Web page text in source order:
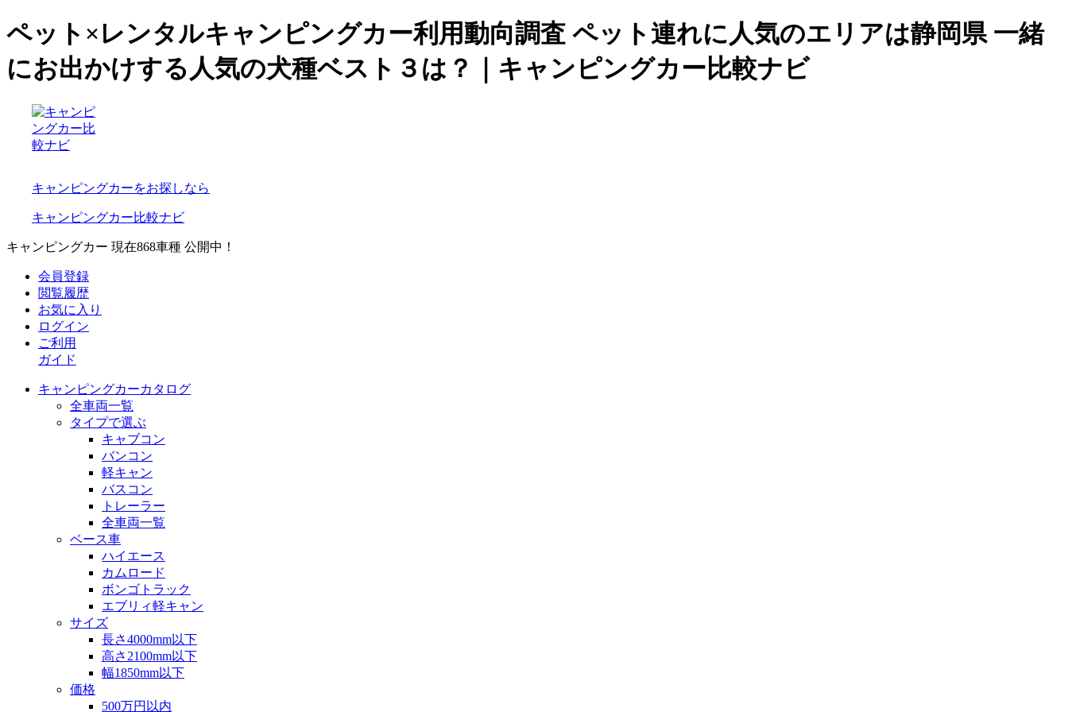
ペット×レンタルキャンピングカー利用動向調査 ペット連れに人気のエリアは静岡県 一緒
にお出かけする人気の犬種ベスト３は？｜キャンピングカー比較ナビ
キャンピングカーをお探しなら
キャンピングカー比較ナビ
キャンピングカー 現在868車種 公開中！
会員登録
閲覧履歴
お気に入り
ログイン
ご利用
ガイド
キャンピングカーカタログ
全車両一覧
タイプで選ぶ
キャブコン
バンコン
軽キャン
バスコン
トレーラー
全車両一覧
ベース車
ハイエース
カムロード
ボンゴトラック
エブリィ軽キャン
サイズ
長さ4000mm以下
高さ2100mm以下
幅1850mm以下
価格
500万円以内